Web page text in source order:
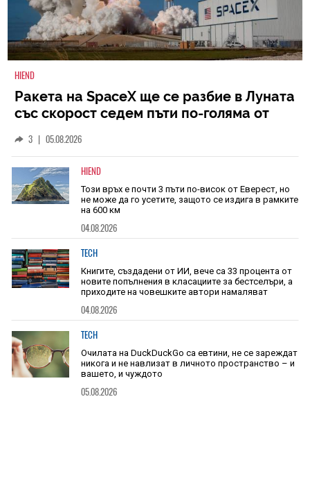
HIEND
Ракета на SpaceX ще се разбие в Луната
със скорост седем пъти по-голяма от
3 05.08.2026
HIEND
Този връх е почти 3 пъти по-висок от Еверест, но
не може да го усетите, защото се издига в рамките
на 600 км
04.08.2026
TECH
Книгите, създадени от ИИ, вече са 33 процента от
новите попълнения в класациите за бестселъри, а
приходите на човешките автори намаляват
04.08.2026
TECH
Очилата на DuckDuckGo са евтини, не се зареждат
никога и не навлизат в личното пространство – и
вашето, и чуждото
05.08.2026